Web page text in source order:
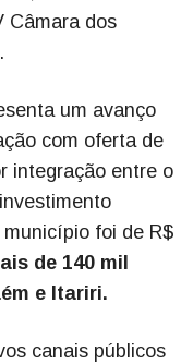
Câmara dos
um avanço
com oferta de
integração entre o
foi de R$
de 140 mil
e Itariri.
canais públicos